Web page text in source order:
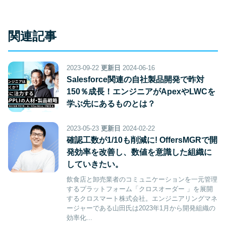
関連記事
2023-09-22 更新日 2024-06-16
Salesforce関連の自社製品開発で昨対
150％成長！エンジニアがApexやLWCを
学ぶ先にあるものとは？
2023-05-23 更新日 2024-02-22
確認工数が1/10も削減に! OffersMGRで開
発効率を改善し、数値を意識した組織に
していきたい。
飲食店と卸売業者のコミュニケーションを一元管理
するプラットフォーム「クロスオーダー 」を展開
するクロスマート株式会社。エンジニアリングマネ
ージャーである山田氏は2023年1月から開発組織の
効率化...